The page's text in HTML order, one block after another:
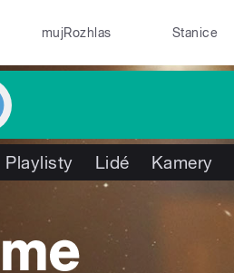
mujRozhlas Stanice
Playlisty Lidé Kamery